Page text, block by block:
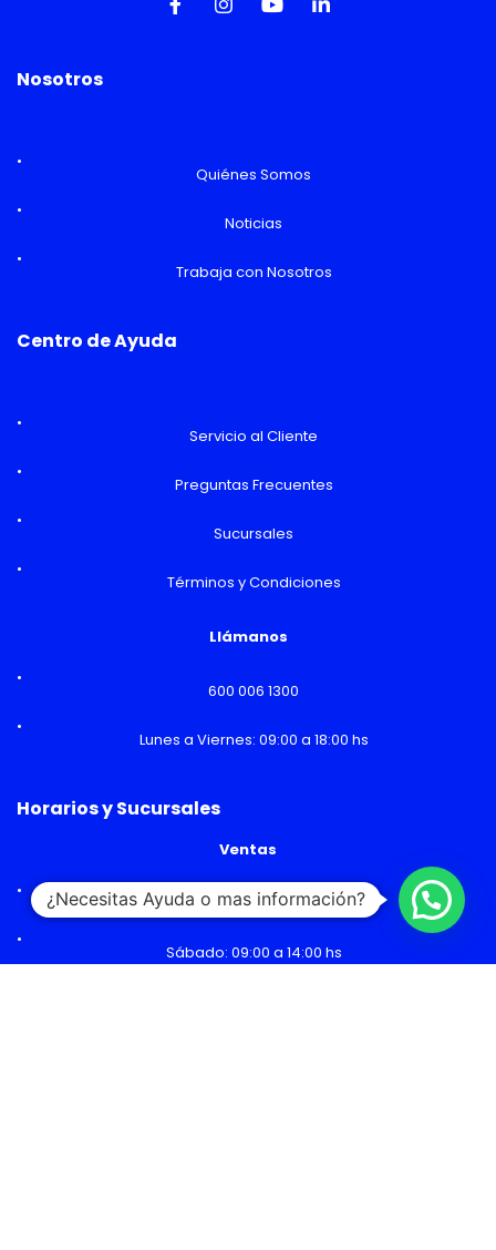
Nosotros
Quiénes Somos
Noticias
Trabaja con Nosotros
Centro de Ayuda
Servicio al Cliente
Preguntas Frecuentes
Sucursales
Términos y Condiciones
Llámanos
600 006 1300
Lunes a Viernes: 09:00 a 18:00 hs
Horarios y Sucursales
Ventas
Lunes a Viernes: 09:00 a 19:00 hs
Sábado: 09:00 a 14:00 hs
¿Necesitas Ayuda o mas información?